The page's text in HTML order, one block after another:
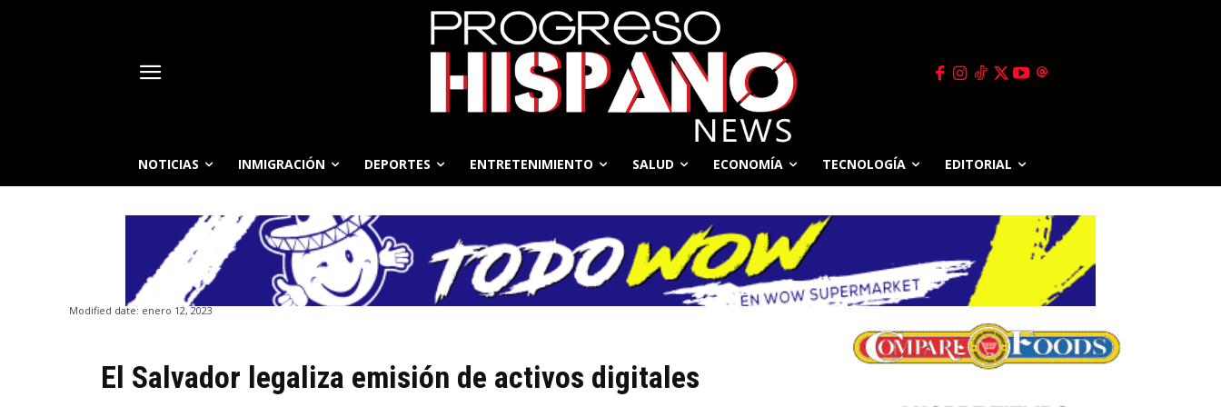
NOTICIAS INMIGRACIÓN DEPORTES ENTRETENIMIENTO SALUD ECONOMÍA TECNOLOGÍA EDITORIAL
Modified date: enero 12, 2023
El Salvador legaliza emisión de activos digitales